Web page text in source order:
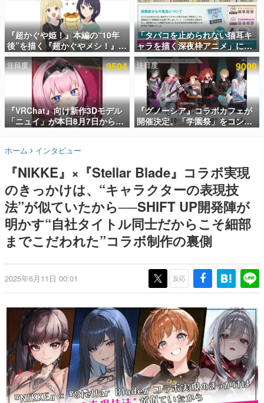
アプリセール情報
インタビュー
連載・特集一覧
殿堂入り記事
SNS拡散数が数千以上！ ページビュー数万以上！ などな
ど。多くの人々に読まれた、電ファミ渾身の“殿堂入り”記
事をまとめました。
名作ゲームクリエイターの方々に製作時のエピソードをお
きます。
赫本
この物語を解いてはいけない。『赫本』は、〈試験問題〉
の形をした短編ホラー小説集です。
新世代に訊く
これからのデジタルゲーム市場を担う若きクリエイター達
ゲーム世代の作家たち
ゲームに多大な影響を受けた作家さんに取材し、ゲームが
画です。
日本モバイルゲーム産業史
日本のモバイルゲーム史における主要なトピック・タイト
ルを網羅するほか、開発者へのインタビューや識者による
解説を掲載。約20年の歴史が一望できる決定版！
若ゲのいたり〜ゲームクリエイターの青春〜
『うつヌケ』『ペンと箸』等で知られるマンガ家・田中圭
一先生によるゲーム業界レポートマンガです。
『超かぐや姫！』本編の“10年
後”を描く『超かぐやメシ！』
Web連載決定。新たなWebマン
ガレーベル「ビビビコミック」
にて特別話が掲載スタート、あ
のお話には…まだ続きがある！
「タバコを止められない猫耳キ
ャラを描く深夜枠アニメ」に視
聴者の一部から批判意見。違法
薬物の使用と思しき描写も含め
て、BPOが議論を交わす
注目度 9504
『VRChat』向け新作3Dモデル
「ニュイ」が本日8月7日から
BOOTHにて発売。瞳に光る星
わいい
注目度 9009
『グノーシア』コラボカフェが
開催決定。「学園祭」をコンセ
プトに、模擬店やセツやSQ、ラ
ホーム インタビュー
『NIKKE』×『Stellar Blade』コラボ実現
のきっかけは、“キャラクターの表現技
法”が似ていたから──SHIFT UP開発陣が
明かす“自社タイトル同士だからこそ細部
までこだわれた”コラボ制作の裏側
2025年6月11日 00:01 反応